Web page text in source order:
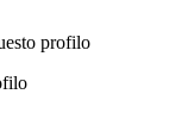
profilo